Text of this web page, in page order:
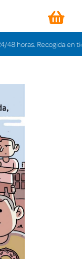
Recogida en